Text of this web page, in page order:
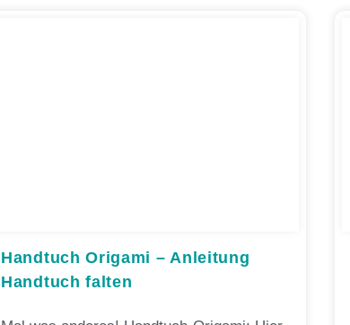
Handtuch Origami – Anleitung
Handtuch falten